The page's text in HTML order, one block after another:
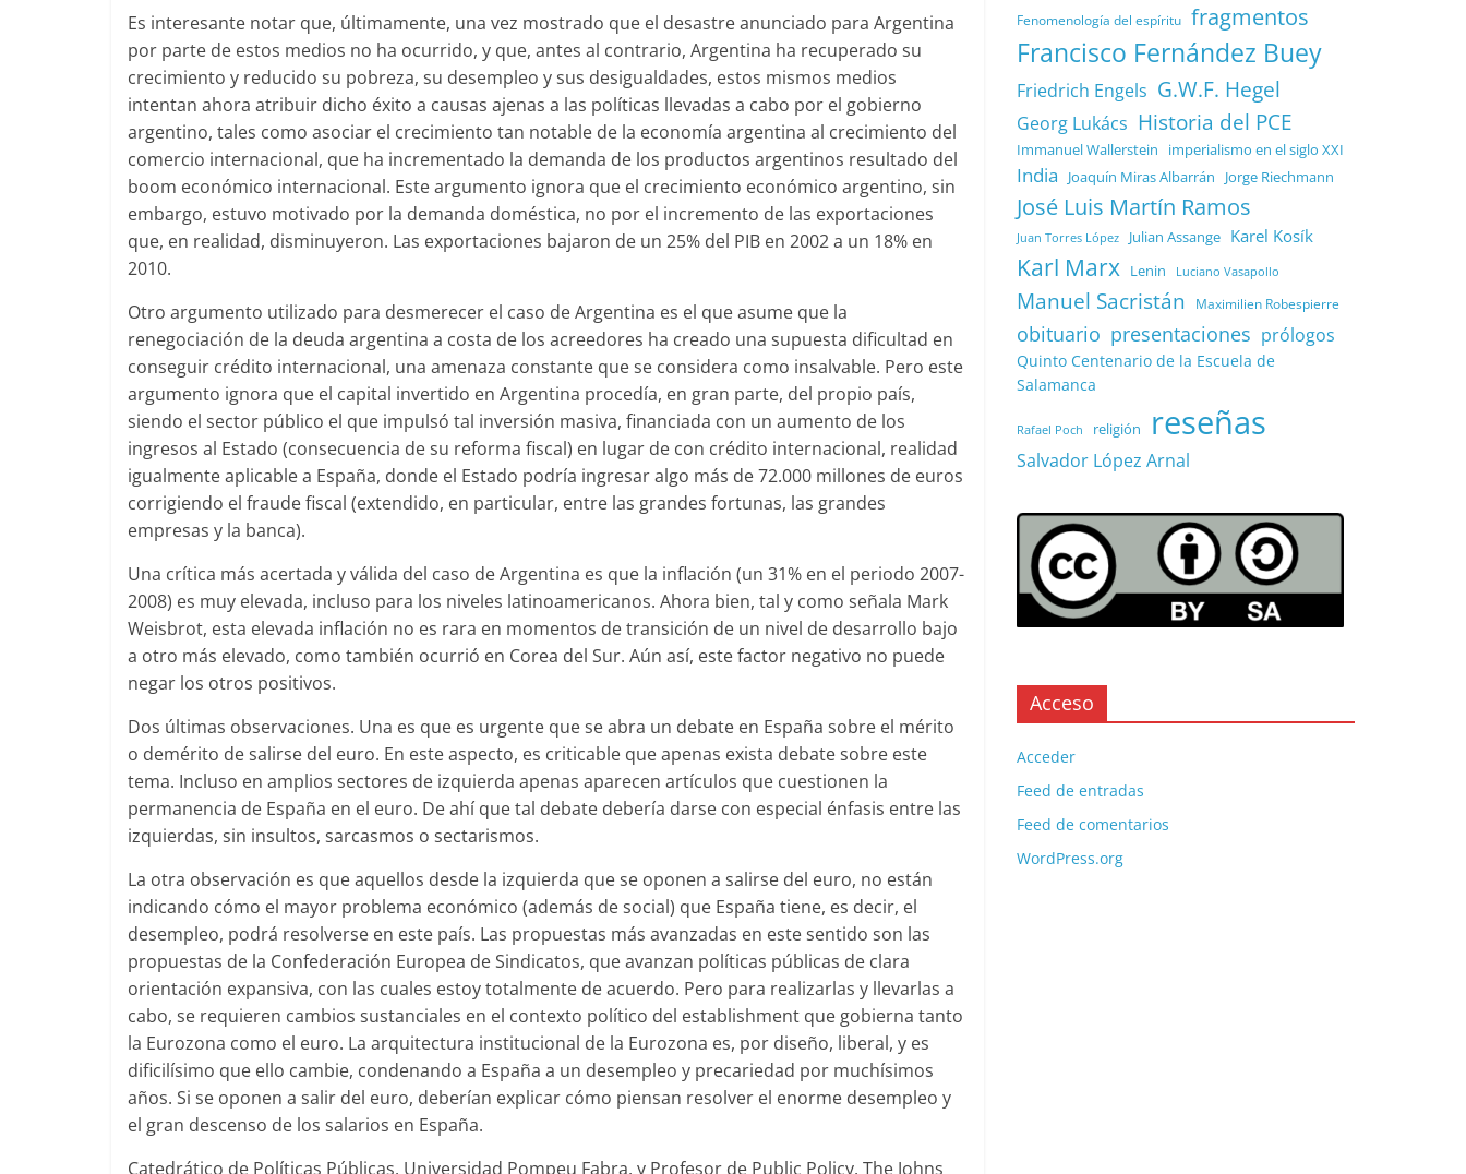
Es interesante notar que, últimamente, una vez mostrado que el desastre anunciado para Argentina
por parte de estos medios no ha ocurrido, y que, antes al contrario, Argentina ha recuperado su
crecimiento y reducido su pobreza, su desempleo y sus desigualdades, estos mismos medios
intentan ahora atribuir dicho éxito a causas ajenas a las políticas llevadas a cabo por el gobierno
argentino, tales como asociar el crecimiento tan notable de la economía argentina al crecimiento del
comercio internacional, que ha incrementado la demanda de los productos argentinos resultado del
boom económico internacional. Este argumento ignora que el crecimiento económico argentino, sin
embargo, estuvo motivado por la demanda doméstica, no por el incremento de las exportaciones
que, en realidad, disminuyeron. Las exportaciones bajaron de un 25% del PIB en 2002 a un 18% en
2010.
Otro argumento utilizado para desmerecer el caso de Argentina es el que asume que la
renegociación de la deuda argentina a costa de los acreedores ha creado una supuesta dificultad en
conseguir crédito internacional, una amenaza constante que se considera como insalvable. Pero este
argumento ignora que el capital invertido en Argentina procedía, en gran parte, del propio país,
siendo el sector público el que impulsó tal inversión masiva, financiada con un aumento de los
ingresos al Estado (consecuencia de su reforma fiscal) en lugar de con crédito internacional, realidad
igualmente aplicable a España, donde el Estado podría ingresar algo más de 72.000 millones de euros
corrigiendo el fraude fiscal (extendido, en particular, entre las grandes fortunas, las grandes
empresas y la banca).
Una crítica más acertada y válida del caso de Argentina es que la inflación (un 31% en el periodo 2007-
2008) es muy elevada, incluso para los niveles latinoamericanos. Ahora bien, tal y como señala Mark
Weisbrot, esta elevada inflación no es rara en momentos de transición de un nivel de desarrollo bajo
a otro más elevado, como también ocurrió en Corea del Sur. Aún así, este factor negativo no puede
negar los otros positivos.
Dos últimas observaciones. Una es que es urgente que se abra un debate en España sobre el mérito
o demérito de salirse del euro. En este aspecto, es criticable que apenas exista debate sobre este
tema. Incluso en amplios sectores de izquierda apenas aparecen artículos que cuestionen la
permanencia de España en el euro. De ahí que tal debate debería darse con especial énfasis entre las
izquierdas, sin insultos, sarcasmos o sectarismos.
La otra observación es que aquellos desde la izquierda que se oponen a salirse del euro, no están
indicando cómo el mayor problema económico (además de social) que España tiene, es decir, el
desempleo, podrá resolverse en este país. Las propuestas más avanzadas en este sentido son las
propuestas de la Confederación Europea de Sindicatos, que avanzan políticas públicas de clara
orientación expansiva, con las cuales estoy totalmente de acuerdo. Pero para realizarlas y llevarlas a
cabo, se requieren cambios sustanciales en el contexto político del establishment que gobierna tanto
la Eurozona como el euro. La arquitectura institucional de la Eurozona es, por diseño, liberal, y es
dificilísimo que ello cambie, condenando a España a un desempleo y precariedad por muchísimos
años. Si se oponen a salir del euro, deberían explicar cómo piensan resolver el enorme desempleo y
el gran descenso de los salarios en España.
Catedrático de Políticas Públicas. Universidad Pompeu Fabra, y Profesor de Public Policy. The Johns
Fenomenología del espíritu fragmentos
Francisco Fernández Buey
Friedrich Engels G.W.F. Hegel
Georg Lukács Historia del PCE
Immanuel Wallerstein imperialismo en el siglo XXI
India Joaquín Miras Albarrán Jorge Riechmann
José Luis Martín Ramos
Juan Torres López Julian Assange Karel Kosík
Karl Marx Lenin Luciano Vasapollo
Manuel Sacristán Maximilien Robespierre
obituario presentaciones prólogos
Quinto Centenario de la Escuela de
Salamanca
Rafael Poch religión reseñas
Salvador López Arnal
Acceso
Acceder
Feed de entradas
Feed de comentarios
WordPress.org